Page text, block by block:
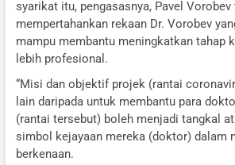
syarikat itu, pengasasnya, Pavel Vorobev
mempertahankan rekaan Dr. Vorobev
mampu membantu meningkatkan tahap
lebih profesional.
“Misi dan objektif projek (rantai
lain daripada untuk membantu para
(rantai tersebut) boleh menjadi tangkal
simbol kejayaan mereka (doktor) dalam
berkenaan.